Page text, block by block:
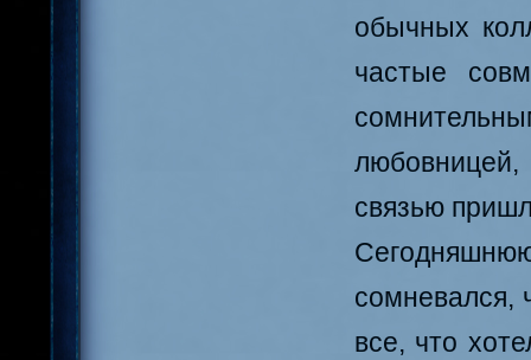
обычных
частые
любовницей,
связью
сомневался,
все, что